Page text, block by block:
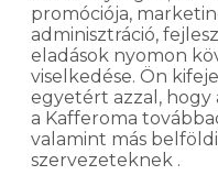
promóciója,
adminisztráció,
eladások nyomon
viselkedése. Ön
egyetért azzal, hogy
a Kafferoma
valamint más
szervezeteknek .